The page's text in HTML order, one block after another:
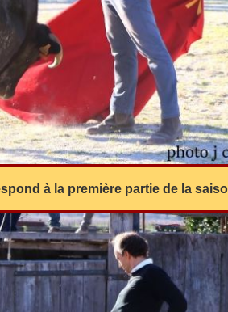
à la première partie de la